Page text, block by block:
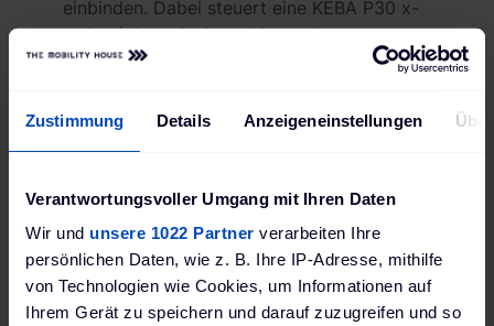
Zustimmung Details Anzeigeneinstellungen
Verantwortungsvoller Umgang mit Ihren Daten
Wir und unsere 1022 Partner verarbeiten Ihre
persönlichen Daten, wie z. B. Ihre IP-Adresse, mithilfe
von Technologien wie Cookies, um Informationen auf
Ihrem Gerät zu speichern und darauf zuzugreifen und so
einbinden. Dabei steuert eine KEBA P30 x-
series (Master) bis zu 15 c-series
Ladestationen (Client). Zusätzlich ist die
Lastmanagementlösungen wie z.B. Cohere
verschiedenste Smart Home und
und steuern (z.B. The Mobility House,
Loxone, Mygekko, smartfox oder Solarlog).